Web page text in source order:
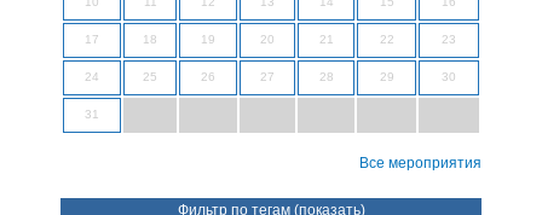
17 18 19 20 21 22 23
24 25 26 27 28 29 30
31
Все мероприятия
Фильтр по тегам (показать)